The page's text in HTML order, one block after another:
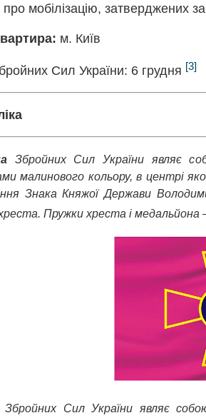
про мобілізацію, затверджених
м. Київ
Сил України: 6 грудня [3]
Збройних Сил України являє
малинового кольору, в центрі
Знака Княжої Держави
Пружки хреста і медальйона
Збройних Сил України являє